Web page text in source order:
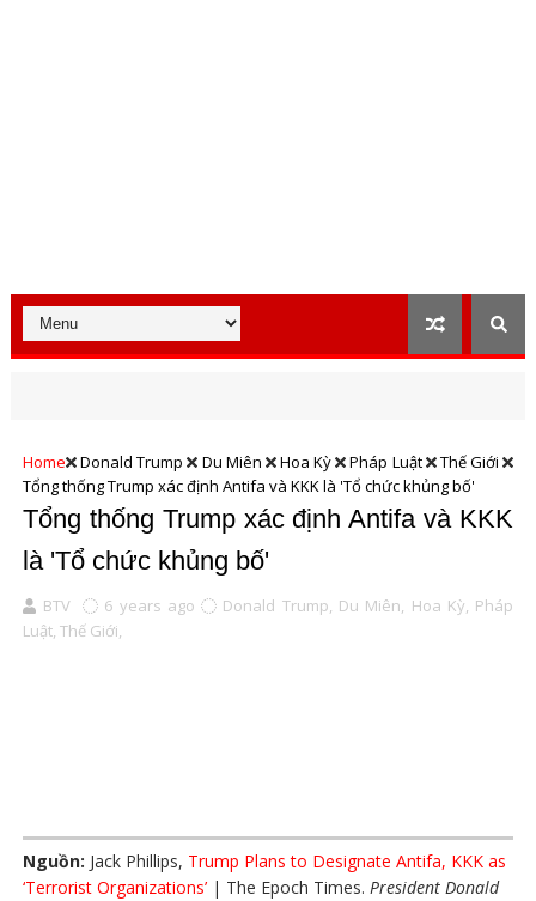
Home Donald Trump Du Miên Hoa Kỳ Pháp Luật
Thế Giới
Tổng thống Trump xác định Antifa và KKK là 'Tổ chức khủng bố'
Tổng thống Trump xác định Antifa và KKK
là 'Tổ chức khủng bố'
BTV 6 years ago Donald Trump, Du Miên, Hoa Kỳ, Pháp
Luật, Thế Giới,
Nguồn: Jack Phillips, Trump Plans to Designate Antifa, KKK as
‘Terrorist Organizations’| The Epoch Times. President Donald